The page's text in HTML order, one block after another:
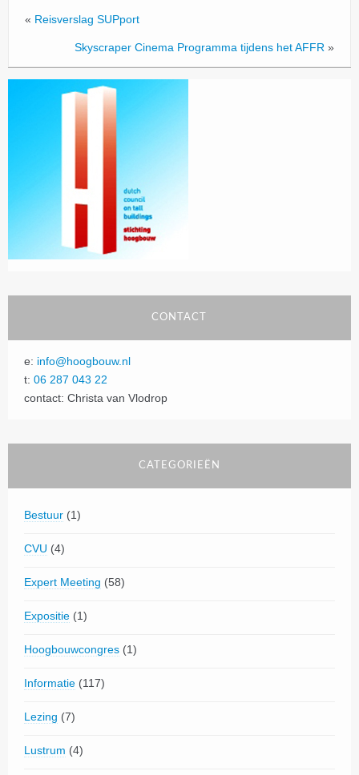
« Reisverslag SUPport
Skyscraper Cinema Programma tijdens het AFFR »
CONTACT
e: info@hoogbouw.nl
t: 06 287 043 22
contact: Christa van Vlodrop
CATEGORIEËN
Bestuur (1)
CVU (4)
Expert Meeting (58)
Expositie (1)
Hoogbouwcongres (1)
Informatie (117)
Lezing (7)
Lustrum (4)